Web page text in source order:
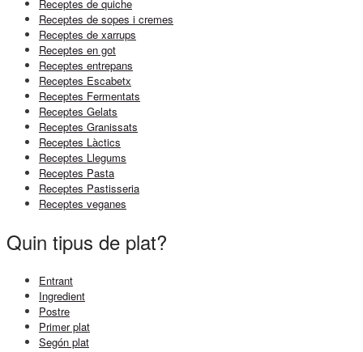
Receptes de quiche
Receptes de sopes i cremes
Receptes de xarrups
Receptes en got
Receptes entrepans
Receptes Escabetx
Receptes Fermentats
Receptes Gelats
Receptes Granissats
Receptes Làctics
Receptes Llegums
Receptes Pasta
Receptes Pastisseria
Receptes veganes
Quin tipus de plat?
Entrant
Ingredient
Postre
Primer plat
Segón plat